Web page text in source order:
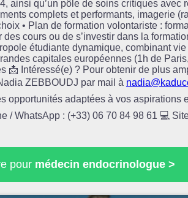
ainsi qu’un pôle de soins critiques avec
complets et performants, imagerie
• Plan de formation volontariste :
cours ou de s’investir dans la
étudiante dynamique, combinant
capitales européennes (1h de
📩 Intéressé(e) ? Pour obtenir de plus
ZEBBOUDJ par mail à
adaptées à vos aspirations
/ WhatsApp : (+33) 06 70 84 98 61 💻
pour médecin endocrinologue >